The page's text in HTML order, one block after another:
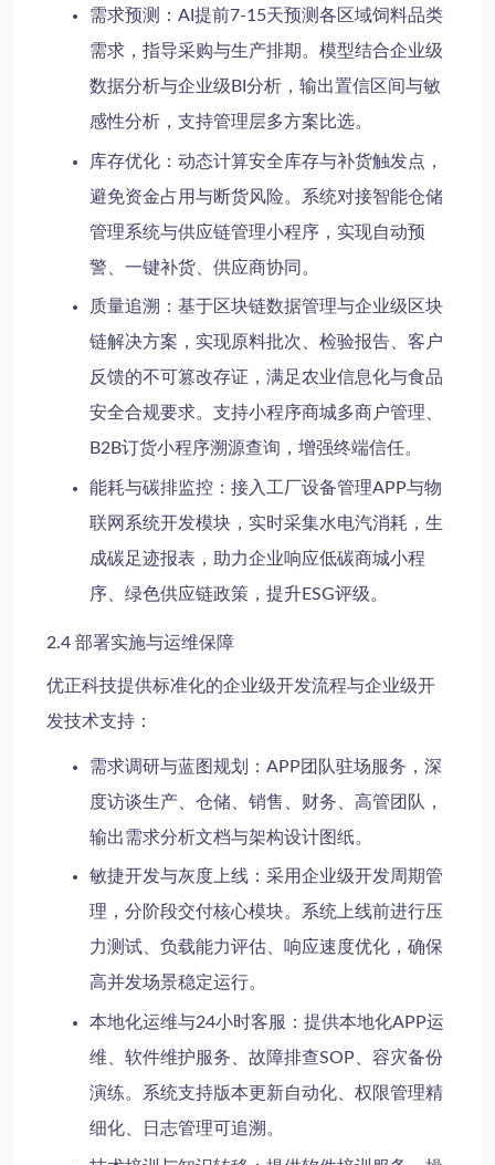
需求预测
：AI提前7-15天预测各区域饲料品类
需求，指导采购与生产排期。模型结合企业级
数据分析与企业级BI分析，输出置信区间与敏
感性分析，支持管理层多方案比选。
库存优化 ：动态计算安全库存与补货触发点，
避免资金占用与断货风险。系统对接智能仓储
管理系统与供应链管理小程序，实现自动预
警、一键补货、供应商协同。
质量追溯 ：基于区块链数据管理与企业级区块
链解决方案，实现原料批次、检验报告、客户
反馈的不可篡改存证，满足农业信息化与食品
安全合规要求。支持小程序商城多商户管理、
B2B订货小程序溯源查询，增强终端信任。
能耗与碳排监控 ：接入工厂设备管理APP与物
联网系统开发模块，实时采集水电汽消耗，生
成碳足迹报表，助力企业响应低碳商城小程
序、绿色供应链政策，提升ESG评级。
2.4 部署实施与运维保障
优正科技提供标准化的企业级开发流程与企业级开
发技术支持：
需求调研与蓝图规划
：APP团队驻场服务，深
度访谈生产、仓储、销售、财务、高管团队，
输出需求分析文档与架构设计图纸。
敏捷开发与灰度上线 ：采用企业级开发周期管
理，分阶段交付核心模块。系统上线前进行压
力测试、负载能力评估、响应速度优化，确保
高并发场景稳定运行。
本地化运维与24小时客服 ：提供本地化APP运
维、软件维护服务、故障排查SOP、容灾备份
演练。系统支持版本更新自动化、权限管理精
细化、日志管理可追溯。